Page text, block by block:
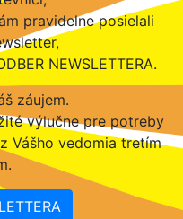
pravidelne posielali
NEWSLETTERA.
záujem.
výlučne pre potreby
Vášho vedomia tretím